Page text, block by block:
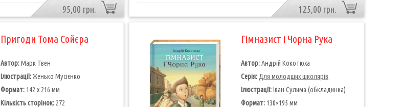
95,00 грн. 125,00 грн.
Пригоди Тома Сойєра
Автор:Марк Твен
Ілюстрації:Женько Мусієнко
Формат: 142 х 216 мм
Кількість сторінок: 272
Гімназист і Чорна Рука
Автор:Андрій Кокотюха
Серія: Для молодших школярів
Ілюстрації:Іван Сулима (обкладинка)
Формат: 130×195 мм